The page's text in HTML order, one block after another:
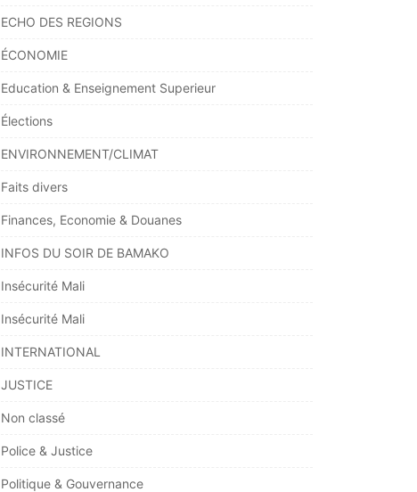
ECHO DES REGIONS
ÉCONOMIE
Education & Enseignement Superieur
Élections
ENVIRONNEMENT/CLIMAT
Faits divers
Finances, Economie & Douanes
INFOS DU SOIR DE BAMAKO
Insécurité Mali
Insécurité Mali
INTERNATIONAL
JUSTICE
Non classé
Police & Justice
Politique & Gouvernance